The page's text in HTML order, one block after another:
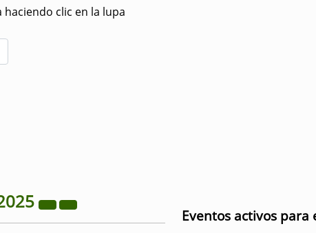
clic en la lupa
Eventos activos